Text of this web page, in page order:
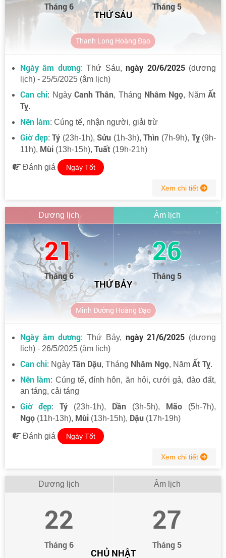
Tháng 6 Tháng 5
THỨ SÁU
Thanh Long Hoàng Đạo
Ngày âm dương: Thứ Sáu,ngày 20/6/2025(dương
lịch) - 25/5/2025 (âm lịch)
Can chi: NgàyCanh Thân, Tháng Nhâm Ngọ, NămẤt
Tỵ.
Nên làm: Cúng tế, nhận người, giải trừ
Giờ đẹp:Tý (23h-1h),Sửu (1h-3h),Thìn (7h-9h), Tỵ(9h-
11h), Mùi (13h-15h), Tuất (19h-21h)
Đánh giá Ngày Tốt
Xem chi tiết
Dương lịch
21
Tháng 6
Âm lịch
26
Tháng 5
THỨ BẢY
Minh Đường Hoàng Đạo
Ngày âm dương: Thứ Bảy, ngày 21/6/2025 (dương
lịch) - 26/5/2025 (âm lịch)
Can chi: Ngày Tân Dậu, Tháng Nhâm Ngọ, Năm Ất Tỵ.
Nên làm: Cúng tế, đính hôn, ăn hỏi, cưới gả, đào đất,
an táng, cải táng
Giờ đẹp: Tý (23h-1h), Dần (3h-5h), Mão (5h-7h),
Ngọ (11h-13h), Mùi (13h-15h), Dậu (17h-19h)
Đánh giá Ngày Tốt
Xem chi tiết
Dương lịch
22
Tháng 6
Âm lịch
27
Tháng 5
CHỦ NHẬT